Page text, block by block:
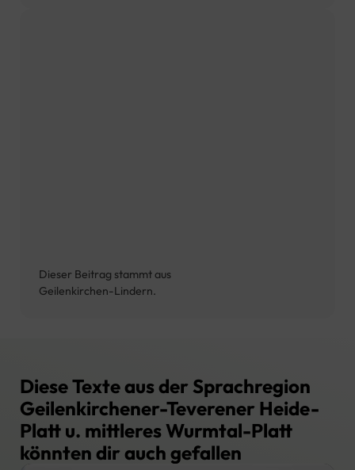
Dieser Beitrag stammt aus
Geilenkirchen-Lindern.
Diese Texte aus der Sprachregion
Geilenkirchener-Teverener Heide-
Platt u. mittleres Wurmtal-Platt
könnten dir auch gefallen